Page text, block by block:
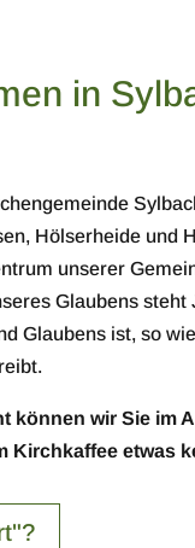
in
Hölserheide und
unserer
Glaubens steht
Glaubens ist, so
können wir Sie im
Kirchkaffee etwas